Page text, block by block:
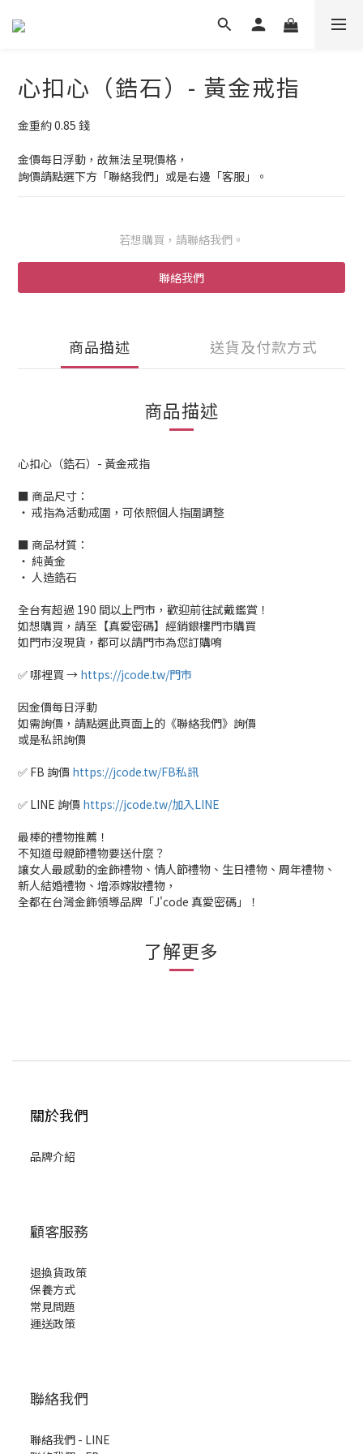
心扣心（鋯石）- 黃金戒指
金重約 0.85 錢
金價每日浮動，故無法呈現價格，
詢價請點選下方「聯絡我們」或是右邊「客服」。
若想購買，請聯絡我們。
聯絡我們
商品描述 送貨及付款方式
商品描述
心扣心（鋯石）- 黃金戒指
■ 商品尺寸：
‧ 戒指為活動戒圍，可依照個人指圍調整
■ 商品材質：
‧ 純黃金
‧ 人造鋯石
全台有超過 190 間以上門市，歡迎前往試戴鑑賞！
如想購買，請至【真愛密碼】經銷銀樓門市購買
如門市沒現貨，都可以請門市為您訂購唷
✅ 哪裡買 → https://jcode.tw/門市
因金價每日浮動
如需詢價，請點選此頁面上的《聯絡我們》詢價
或是私訊詢價
✅ FB 詢價 https://jcode.tw/FB私訊
✅ LINE 詢價 https://jcode.tw/加入LINE
最棒的禮物推薦！
不知道母親節禮物要送什麼？
讓女人最感動的金飾禮物、情人節禮物、生日禮物、周年禮物、
新人結婚禮物、增添嫁妝禮物，
全都在台灣金飾領導品牌「J'code 真愛密碼」！
了解更多
關於我們
品牌介紹
顧客服務
退換貨政策
保養方式
常見問題
運送政策
聯絡我們
聯絡我們 - LINE